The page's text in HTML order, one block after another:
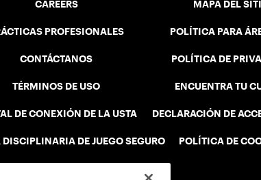
CAREERS
PROFESIONALES
CONTÁCTANOS
TÉRMINOS DE USO
DE CONEXIÓN DE LA USTA
DISCIPLINARIA DE JUEGO SEGURO
MAPA DEL
POLÍTICA PARA
POLÍTICA DE
ENCUENTRA TU
DECLARACIÓN DE
POLÍTICA DE